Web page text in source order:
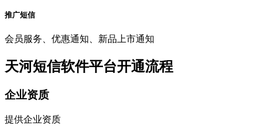
推广短信
会员服务、优惠通知、新品上市通知
天河短信软件平台开通流程
企业资质
提供企业资质